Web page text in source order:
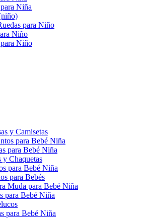
Niña
para Niño
Niño
Niño
y Camisetas
para Bebé Niña
para Bebé Niña
y Chaquetas
para Bebé Niña
para Bebés
Muda para Bebé Niña
para Bebé Niña
para Bebé Niña